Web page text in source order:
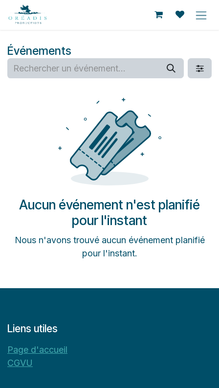
Se rendre au contenu
Événements
Aucun événement n'est planifié
pour l'instant
Nous n'avons trouvé aucun événement planifié
pour l'instant.
Liens utiles
Page d'accueil
CGVU